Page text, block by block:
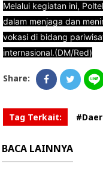
Melalui kegiatan ini,
dalam menjaga dan
vokasi di bidang
internasional.(DM/Red)
Share:
Tag Terkait:
BACA LAINNYA